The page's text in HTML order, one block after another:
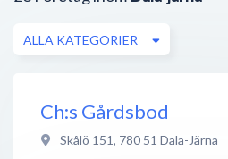
ALLA KATEGORIER
Ch:s Gårdsbod
Skålö 151, 780 51 Dala-Järna